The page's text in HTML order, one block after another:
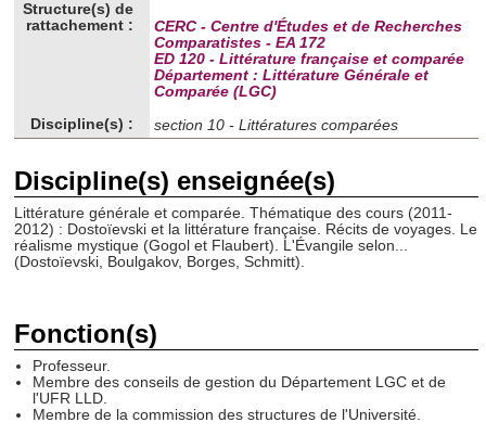
Structure(s) de
rattachement :
CERC - Centre d'Études et de Recherches
Comparatistes - EA 172
ED 120 - Littérature française et comparée
Département : Littérature Générale et
Comparée (LGC)
Discipline(s) :
section 10 - Littératures comparées
Discipline(s) enseignée(s)
Littérature générale et comparée. Thématique des cours (2011-
2012) : Dostoïevski et la littérature française. Récits de voyages. Le
réalisme mystique (Gogol et Flaubert). L'Évangile selon...
(Dostoïevski, Boulgakov, Borges, Schmitt).
Fonction(s)
Professeur.
Membre des conseils de gestion du Département LGC et de
l'UFR LLD.
Membre de la commission des structures de l'Université.